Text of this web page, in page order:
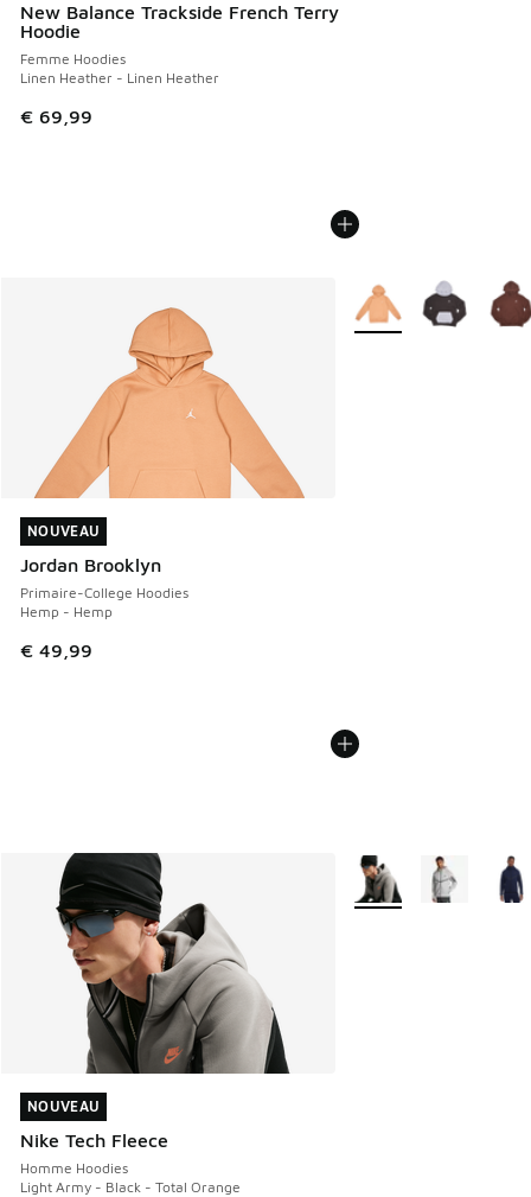
New Balance Trackside French Terry
Hoodie
Femme Hoodies
Linen Heather - Linen Heather
€ 69,99
NOUVEAU
Jordan Brooklyn
Primaire-College Hoodies
Hemp - Hemp
€ 49,99
NOUVEAU
Plus de couleurs
NOUVEAU
Nike Tech Fleece
Homme Hoodies
Light Army - Black - Total Orange
NOUVEAU
Plus de couleurs